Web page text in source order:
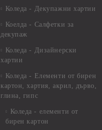
Коледа - Декупажни хартии
Коелда - Салфетки за
декупаж
Коледа - Дизайнерски
хартии
Коледа - Eлементи от бирен
картон, хартия, акрил, дърво,
глина, гипс
Коледа - елементи от
бирен картон